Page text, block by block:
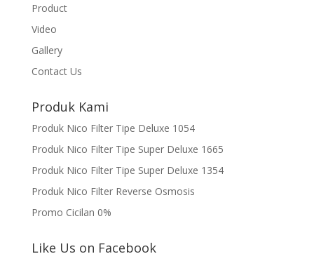
Product
Video
Gallery
Contact Us
Produk Kami
Produk Nico Filter Tipe Deluxe 1054
Produk Nico Filter Tipe Super Deluxe 1665
Produk Nico Filter Tipe Super Deluxe 1354
Produk Nico Filter Reverse Osmosis
Promo Cicilan 0%
Like Us on Facebook